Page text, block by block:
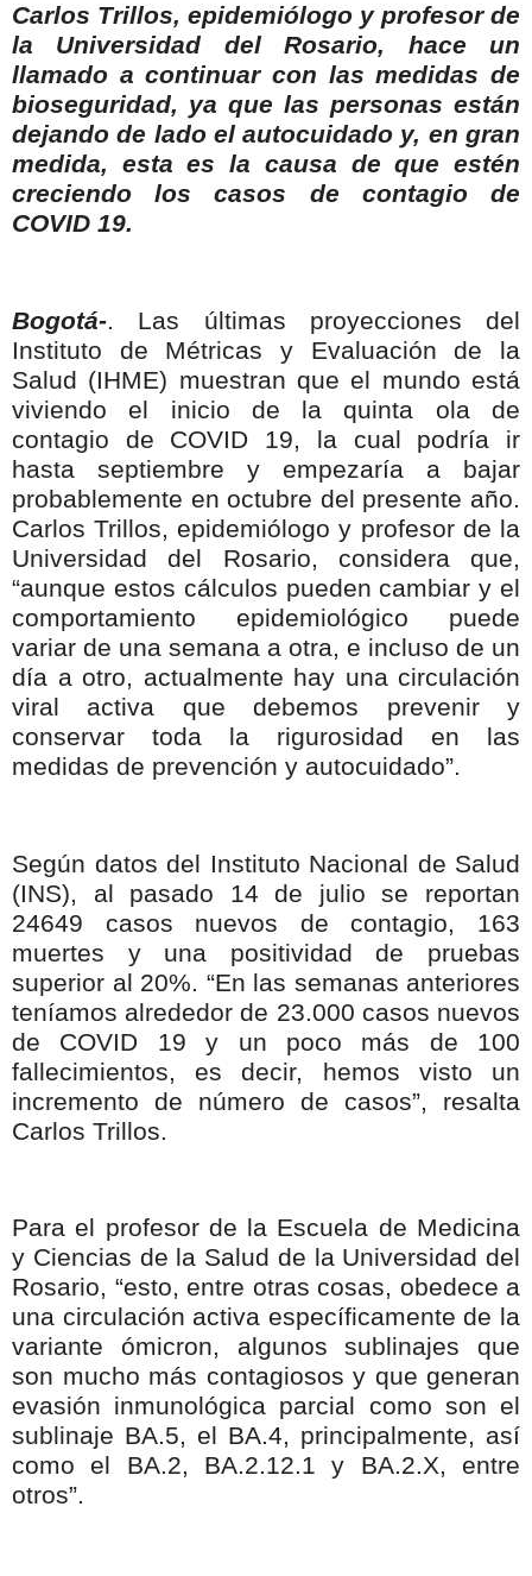
Carlos Trillos, epidemiólogo y profesor de
la Universidad del Rosario, hace un
llamado a continuar con las medidas de
bioseguridad, ya que las personas están
dejando de lado el autocuidado y, en gran
medida, esta es la causa de que estén
creciendo los casos de contagio de
COVID 19.
Bogotá-. Las últimas proyecciones del
Instituto de Métricas y Evaluación de la
Salud (IHME) muestran que el mundo está
viviendo el inicio de la quinta ola de
contagio de COVID 19, la cual podría ir
hasta septiembre y empezaría a bajar
probablemente en octubre del presente año.
Carlos Trillos, epidemiólogo y profesor de la
Universidad del Rosario, considera que,
“aunque estos cálculos pueden cambiar y el
comportamiento epidemiológico puede
variar de una semana a otra, e incluso de un
día a otro, actualmente hay una circulación
viral activa que debemos prevenir y
conservar toda la rigurosidad en las
medidas de prevención y autocuidado”.
Según datos del Instituto Nacional de Salud
(INS), al pasado 14 de julio se reportan
24649 casos nuevos de contagio, 163
muertes y una positividad de pruebas
superior al 20%. “En las semanas anteriores
teníamos alrededor de 23.000 casos nuevos
de COVID 19 y un poco más de 100
fallecimientos, es decir, hemos visto un
incremento de número de casos”, resalta
Carlos Trillos.
Para el profesor de la Escuela de Medicina
y Ciencias de la Salud de la Universidad del
Rosario, “esto, entre otras cosas, obedece a
una circulación activa específicamente de la
variante ómicron, algunos sublinajes que
son mucho más contagiosos y que generan
evasión inmunológica parcial como son el
sublinaje BA.5, el BA.4, principalmente, así
como el BA.2, BA.2.12.1 y BA.2.X, entre
otros”.